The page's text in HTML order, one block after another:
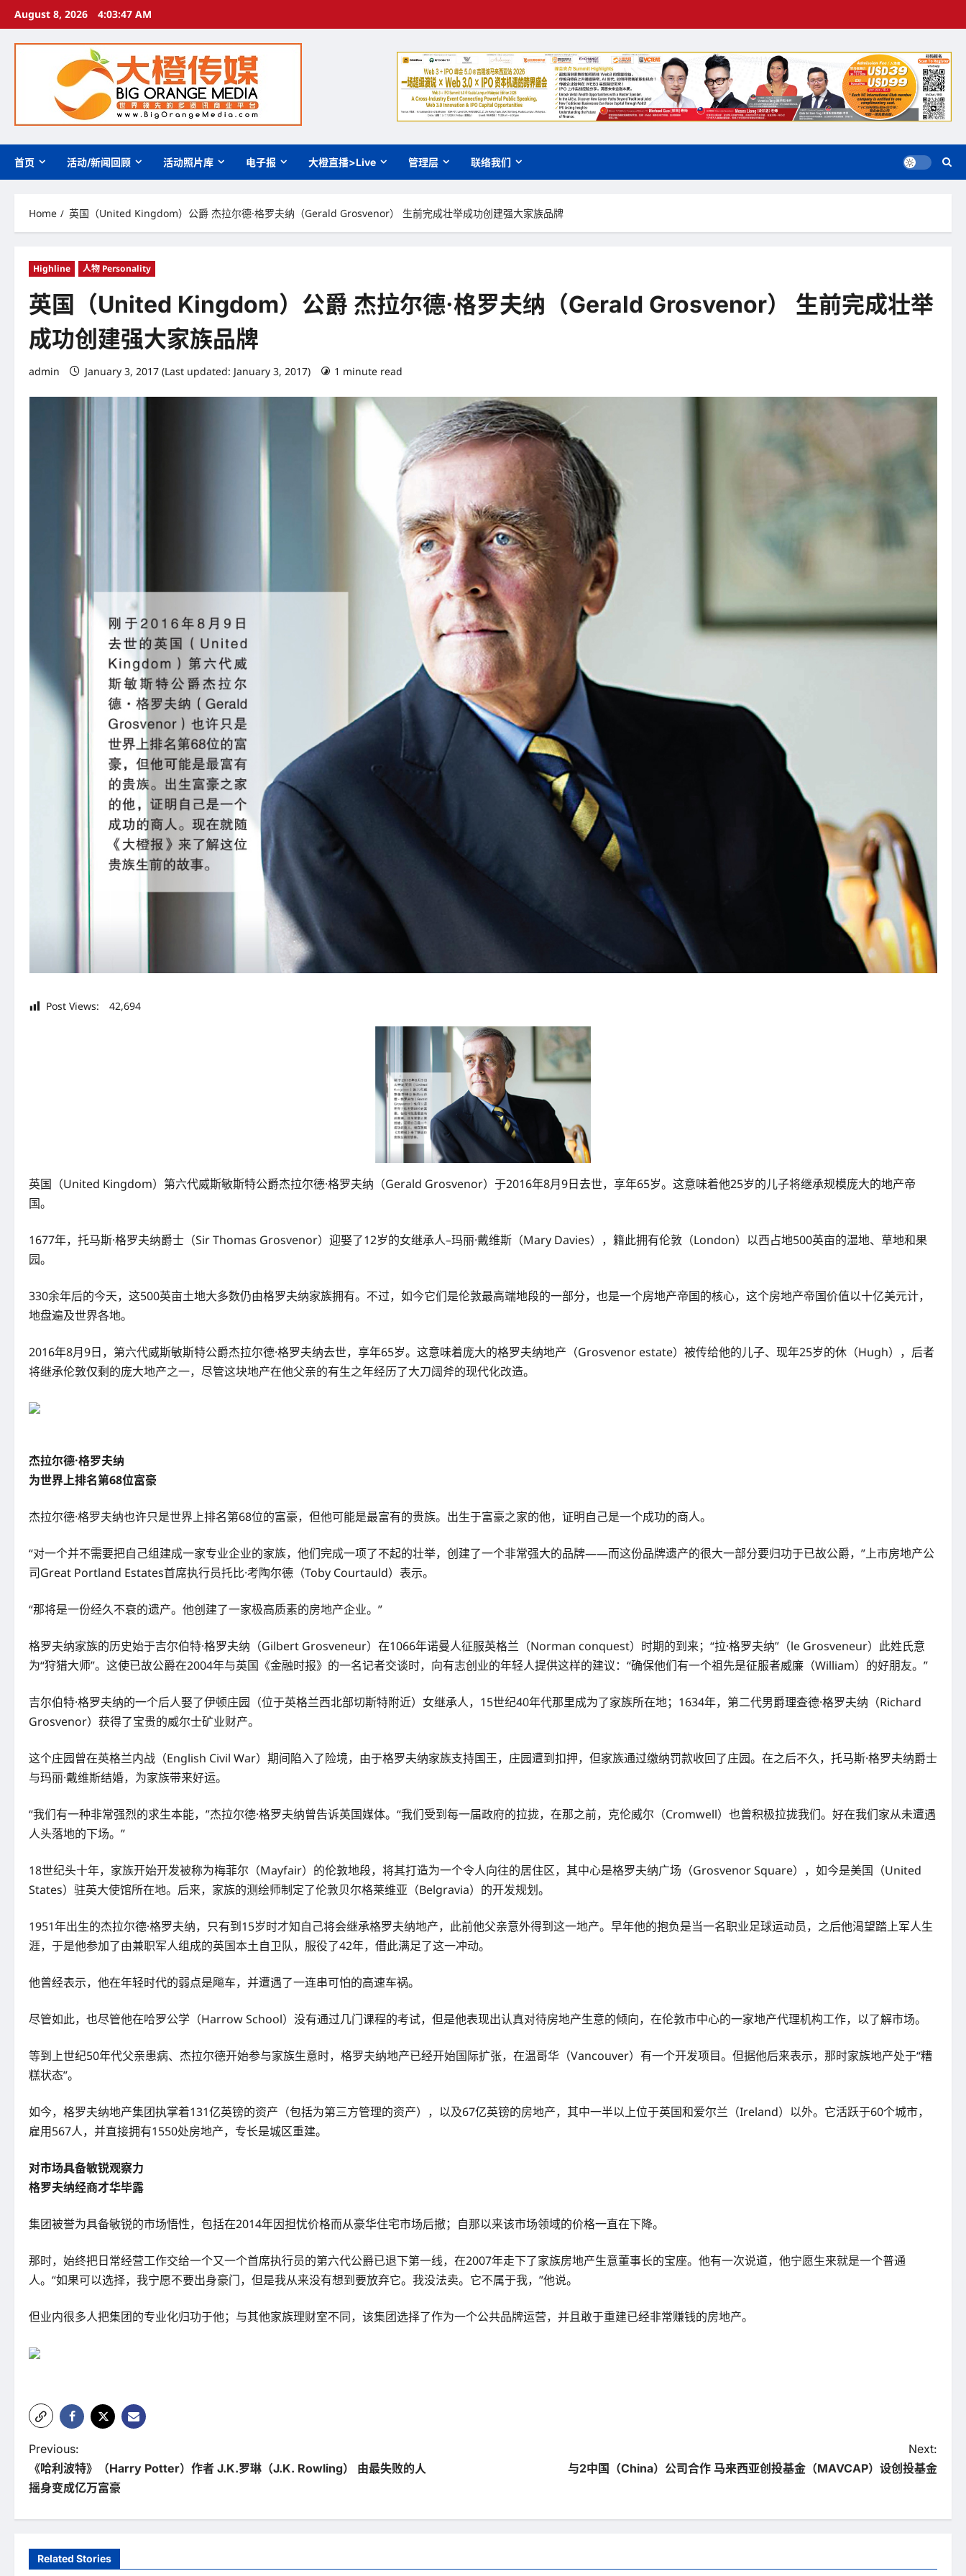
Skip
content
August 8, 2026 4:03:49 AM
首页 活动/新闻回顾 活动照片库 电子报 大橙直播>Live 管理层 联络我们
Home 英国（United Kingdom）公爵 杰拉尔德·格罗夫纳（Gerald Grosvenor） 生前完成壮举成功创建强大家族品牌
Highline 人物 Personality
英国（United Kingdom）公爵 杰拉尔德·格罗夫纳（Gerald Grosvenor） 生前完成壮举
成功创建强大家族品牌
admin January 3, 2017 (Last updated: January 3, 2017) 1 minute read
Post Views: 42,694
英国（United Kingdom）第六代威斯敏斯特公爵杰拉尔德·格罗夫纳（Gerald Grosvenor）于2016年8月9日去世，享年65岁。这意味着他25岁的儿子将继承规模庞大的地产帝
国。
1677年，托马斯·格罗夫纳爵士（Sir Thomas Grosvenor）迎娶了12岁的女继承人–玛丽·戴维斯（Mary Davies），籍此拥有伦敦（London）以西占地500英亩的湿地、草地和果
园。
330余年后的今天，这500英亩土地大多数仍由格罗夫纳家族拥有。不过，如今它们是伦敦最高端地段的一部分，也是一个房地产帝国的核心，这个房地产帝国价值以十亿美元计，
地盘遍及世界各地。
2016年8月9日，第六代威斯敏斯特公爵杰拉尔德·格罗夫纳去世，享年65岁。这意味着庞大的格罗夫纳地产（Grosvenor estate）被传给他的儿子、现年25岁的休（Hugh），后者
将继承伦敦仅剩的庞大地产之一，尽管这块地产在他父亲的有生之年经历了大刀阔斧的现代化改造。
杰拉尔德·格罗夫纳
为世界上排名第68位富豪
杰拉尔德·格罗夫纳也许只是世界上排名第68位的富豪，但他可能是最富有的贵族。出生于富豪之家的他，证明自己是一个成功的商人。
“对一个并不需要把自己组建成一家专业企业的家族，他们完成一项了不起的壮举，创建了一个非常强大的品牌——而这份品牌遗产的很大一部分要归功于已故公爵，”上市房地产公
司Great Portland Estates首席执行员托比·考陶尔德（Toby Courtauld）表示。
“那将是一份经久不衰的遗产。他创建了一家极高质素的房地产企业。”
格罗夫纳家族的历史始于吉尔伯特·格罗夫纳（Gilbert Grosveneur）在1066年诺曼人征服英格兰（Norman conquest）时期的到来；“拉·格罗夫纳”（le Grosveneur）此姓氏意
为“狩猎大师”。这使已故公爵在2004年与英国《金融时报》的一名记者交谈时，向有志创业的年轻人提供这样的建议：“确保他们有一个祖先是征服者威廉（William）的好朋友。”
吉尔伯特·格罗夫纳的一个后人娶了伊顿庄园（位于英格兰西北部切斯特附近）女继承人，15世纪40年代那里成为了家族所在地；1634年，第二代男爵理查德·格罗夫纳（Richard
Grosvenor）获得了宝贵的威尔士矿业财产。
这个庄园曾在英格兰内战（English Civil War）期间陷入了险境，由于格罗夫纳家族支持国王，庄园遭到扣押，但家族通过缴纳罚款收回了庄园。在之后不久，托马斯·格罗夫纳爵士
与玛丽·戴维斯结婚，为家族带来好运。
“我们有一种非常强烈的求生本能，”杰拉尔德·格罗夫纳曾告诉英国媒体。“我们受到每一届政府的拉拢，在那之前，克伦威尔（Cromwell）也曾积极拉拢我们。好在我们家从未遭遇
人头落地的下场。”
18世纪头十年，家族开始开发被称为梅菲尔（Mayfair）的伦敦地段，将其打造为一个令人向往的居住区，其中心是格罗夫纳广场（Grosvenor Square），如今是美国（United
States）驻英大使馆所在地。后来，家族的测绘师制定了伦敦贝尔格莱维亚（Belgravia）的开发规划。
1951年出生的杰拉尔德·格罗夫纳，只有到15岁时才知自己将会继承格罗夫纳地产，此前他父亲意外得到这一地产。早年他的抱负是当一名职业足球运动员，之后他渴望踏上军人生
涯，于是他参加了由兼职军人组成的英国本土自卫队，服役了42年，借此满足了这一冲动。
他曾经表示，他在年轻时代的弱点是飚车，并遭遇了一连串可怕的高速车祸。
尽管如此，也尽管他在哈罗公学（Harrow School）没有通过几门课程的考试，但是他表现出认真对待房地产生意的倾向，在伦敦市中心的一家地产代理机构工作，以了解市场。
等到上世纪50年代父亲患病、杰拉尔德开始参与家族生意时，格罗夫纳地产已经开始国际扩张，在温哥华（Vancouver）有一个开发项目。但据他后来表示，那时家族地产处于“糟
糕状态”。
如今，格罗夫纳地产集团执掌着131亿英镑的资产（包括为第三方管理的资产），以及67亿英镑的房地产，其中一半以上位于英国和爱尔兰（Ireland）以外。它活跃于60个城市，
雇用567人，并直接拥有1550处房地产，专长是城区重建。
对市场具备敏锐观察力
格罗夫纳经商才华毕露
集团被誉为具备敏锐的市场悟性，包括在2014年因担忧价格而从豪华住宅市场后撤；自那以来该市场领域的价格一直在下降。
那时，始终把日常经营工作交给一个又一个首席执行员的第六代公爵已退下第一线，在2007年走下了家族房地产生意董事长的宝座。他有一次说道，他宁愿生来就是一个普通
人。“如果可以选择，我宁愿不要出身豪门，但是我从来没有想到要放弃它。我没法卖。它不属于我，”他说。
但业内很多人把集团的专业化归功于他；与其他家族理财室不同，该集团选择了作为一个公共品牌运营，并且敢于重建已经非常赚钱的房地产。
P
o
n
Previous:
《哈利波特》（Harry Potter）作者 J.K.罗琳（J.K. Rowling） 由最失败的人
摇身变成亿万富豪
Next:
与2中国（China）公司合作 马来西亚创投基金（MAVCAP）设创投基金
Related Stories